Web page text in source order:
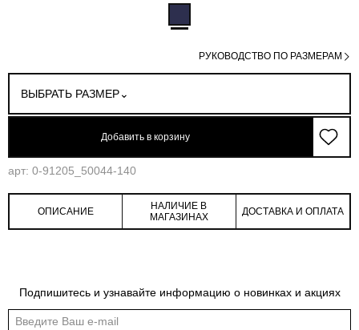
ВЫБРАТЬ РАЗМЕР
РУКОВОДСТВО ПО РАЗМЕРАМ
Добавить в корзину
арт: 0-91205_50044-140
ОПИСАНИЕ
НАЛИЧИЕ В
МАГАЗИНАХ
ДОСТАВКА И ОПЛАТА
Подпишитесь и узнавайте информацию о новинках и акциях